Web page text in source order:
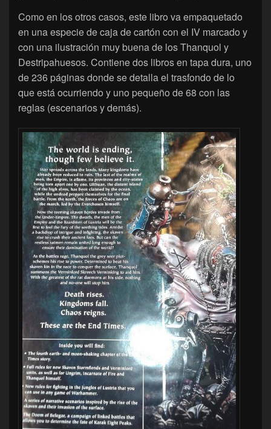
Como en los otros casos, este libro va empaquetado
en una especie de caja de cartón con el IV marcado y
con una ilustración muy buena de los Thanquol y
Destripahuesos. Contiene dos libros en tapa dura, uno
de 236 páginas donde se detalla el trasfondo de lo
que está ocurriendo y uno pequeño de 68 con las
reglas (escenarios y demás).